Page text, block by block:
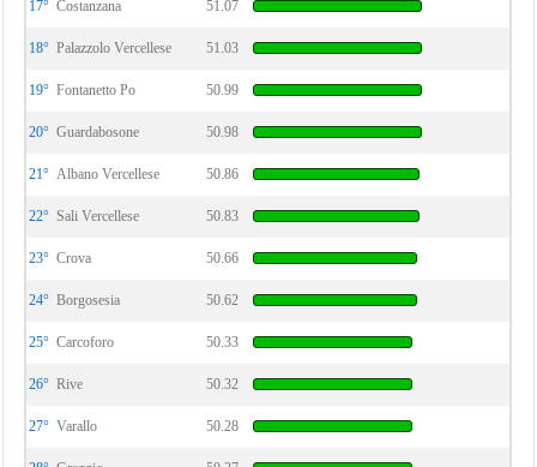
17° Costanzana 51.07
18° Palazzolo Vercellese 51.03
19° Fontanetto Po 50.99
20° Guardabosone 50.98
21° Albano Vercellese 50.86
22° Sali Vercellese 50.83
23° Crova 50.66
24° Borgosesia 50.62
25° Carcoforo 50.33
26° Rive 50.32
27° Varallo 50.28